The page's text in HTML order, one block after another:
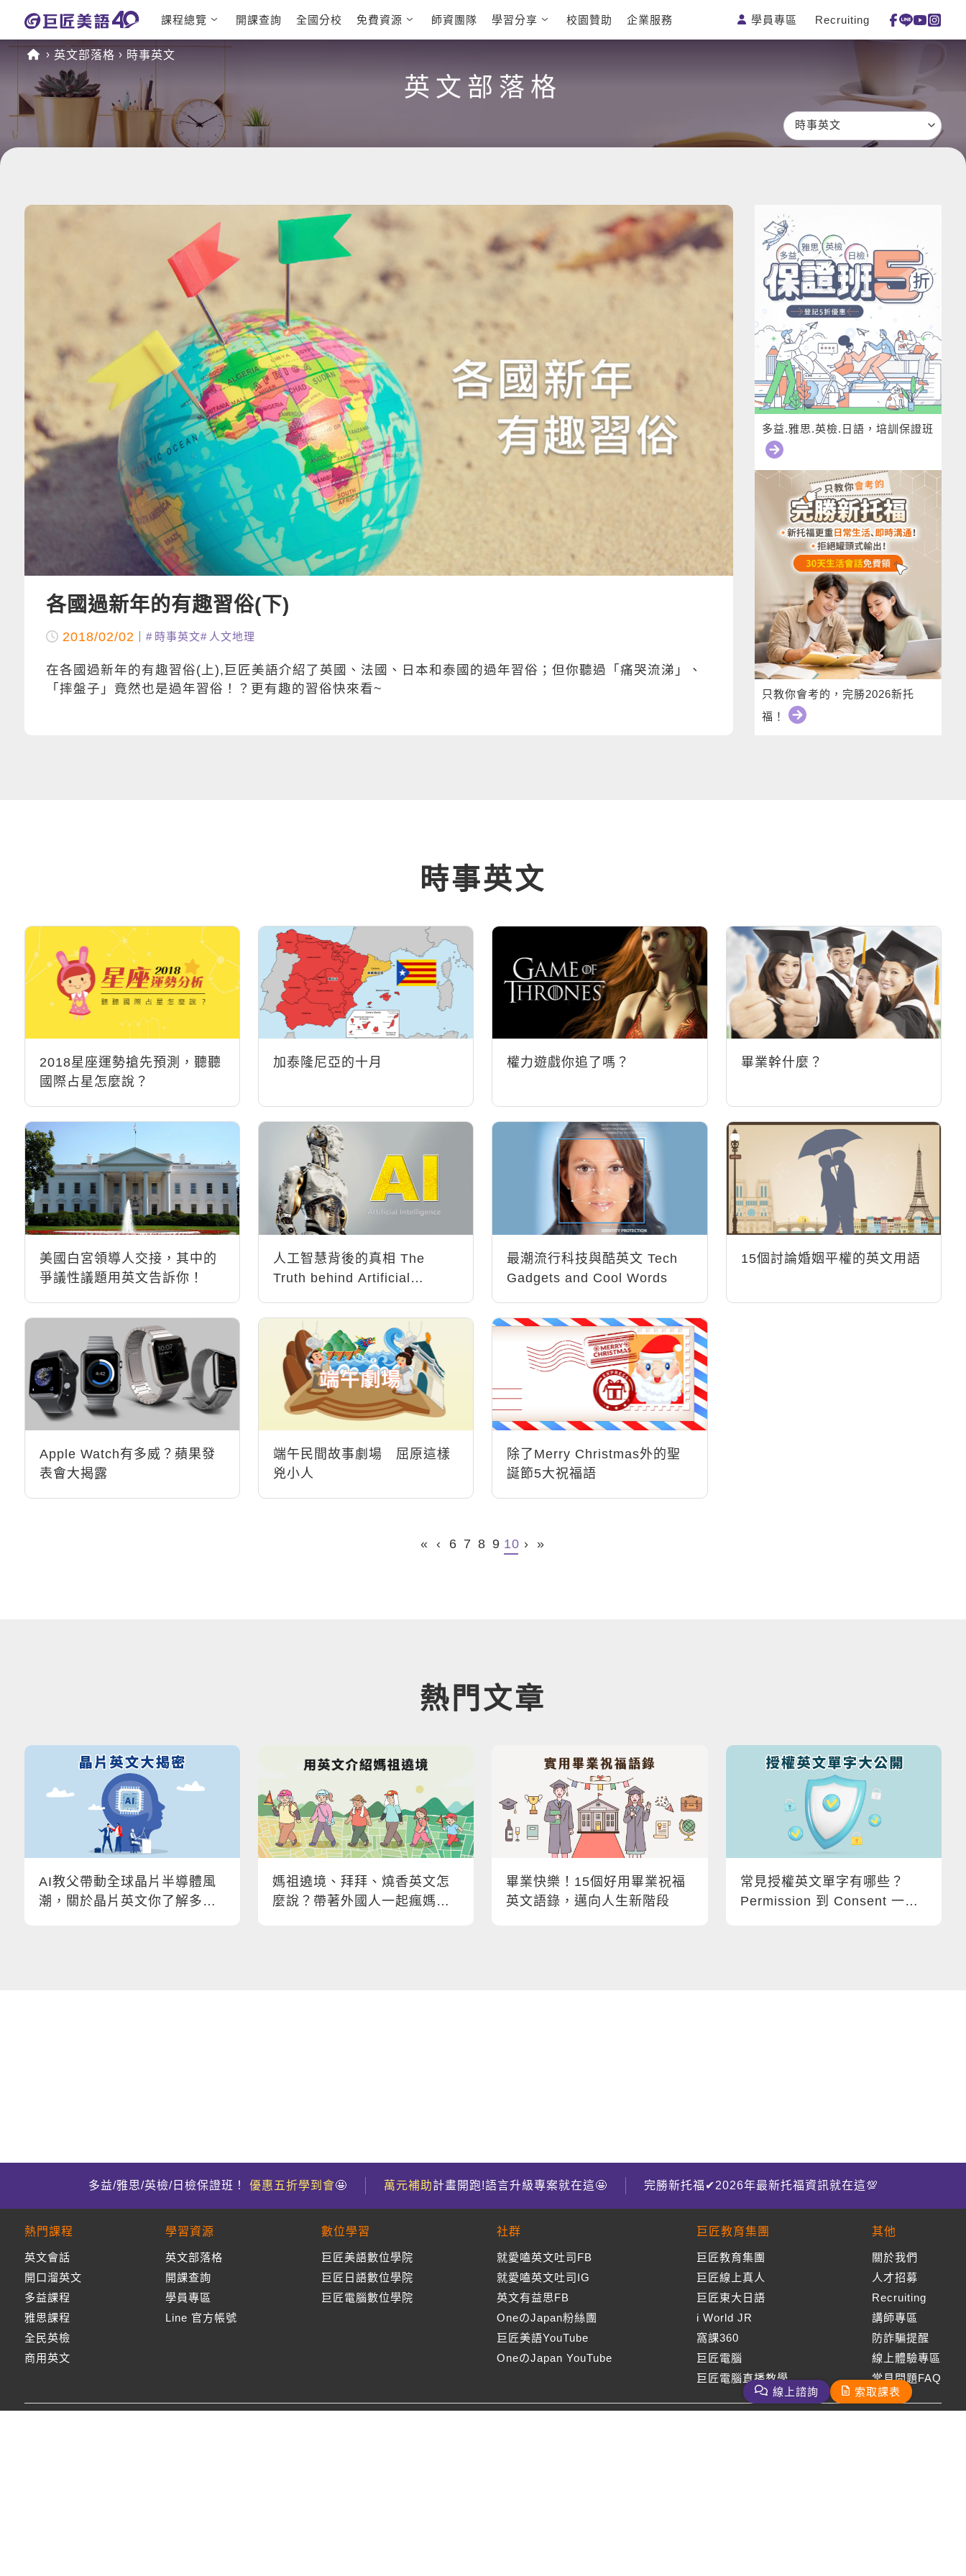
課程總覽
日語課程總
表
英文會話
GEPT 全民英檢課
自然發音
英文聽力養成
開口溜英文
旅遊英文
英文文法技巧
英文寫作
ECAM
西班牙語
外語即時
企業訓練
點讀筆教材
數位學習教
開課查詢 全國分校 免費資源 師資團隊 學習分享 校園贊助 企業服務 學員專區 Recruiting
英文部落格 時事英文
英文部落格
時事英文
各國過新年的有趣習俗(下)
2018/02/02 時事英文 人文地理
在各國過新年的有趣習俗(上),巨匠美語介紹了英國、法國、日本和泰國的過年習俗；但你聽過「痛哭流涕」、
「摔盤子」竟然也是過年習俗！？更有趣的習俗快來看~
多益.雅思.英檢.日語，培訓保證班
只教你會考的，完勝2026新托
福！
時事英文
2018星座運勢搶先預測，聽聽
國際占星怎麼說？
加泰隆尼亞的十月 權力遊戲你追了嗎？ 畢業幹什麼？
美國白宮領導人交接，其中的
爭議性議題用英文告訴你！
人工智慧背後的真相 The
Truth behind Artificial
最潮流行科技與酷英文 Tech
Gadgets and Cool Words
15個討論婚姻平權的英文用語
Apple Watch有多威？蘋果發
表會大揭露
端午民間故事劇場 屈原這樣
兇小人
除了Merry Christmas外的聖
誕節5大祝福語
« ‹ 6 7 8 9 10 › »
熱門文章
AI教父帶動全球晶片半導體風
潮，關於晶片英文你了解多
媽祖遶境、拜拜、燒香英文怎
麼說？帶著外國人一起瘋媽
畢業快樂！15個好用畢業祝福
英文語錄，邁向人生新階段
常見授權英文單字有哪些？
Permission 到 Consent 一次
多益/雅思/英檢/日檢保證班！ 優惠五折學到會🤩 萬元補助計畫開跑!語言升級專案就在這🤩 完勝新托福✔2026年最新托福資訊就在這💯
熱門課程
英文會話
開口溜英文
多益課程
雅思課程
全民英檢
商用英文
學習資源
英文部落格
開課查詢
學員專區
Line 官方帳號
數位學習
巨匠美語數位學院
巨匠日語數位學院
巨匠電腦數位學院
社群
就愛嗑英文吐司FB
就愛嗑英文吐司IG
英文有益思FB
OneのJapan粉絲團
巨匠美語YouTube
OneのJapan YouTube
巨匠教育集團
巨匠教育集團
巨匠線上真人
巨匠東大日語
i World JR
窩課360
巨匠電腦
巨匠電腦直播教學
其他
關於我們
人才招募
Recruiting
講師專區
防詐騙提醒
線上體驗專區
常見問題FAQ
線上諮詢 索取課表